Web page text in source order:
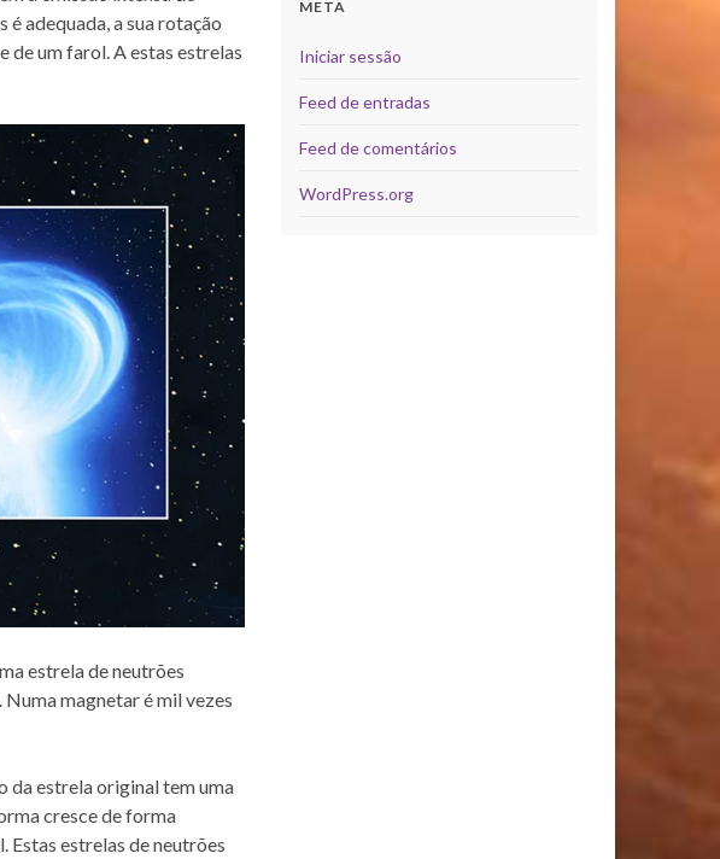
adequada, a sua rotação
de um farol. A estas estrelas
estrela de neutrões
magnetar é mil vezes
da estrela original tem uma
cresce de forma
Estas estrelas de neutrões
META
Iniciar sessão
Feed de entradas
Feed de comentários
WordPress.org